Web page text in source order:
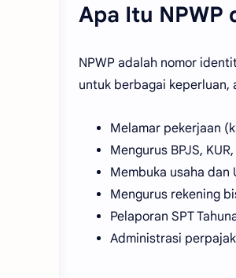
Apa Itu NPWP
NPWP adalah nomor
untuk berbagai keperluan,
Melamar pekerjaan
Mengurus BPJS,
Membuka usaha dan
Mengurus rekening
Pelaporan SPT
Administrasi